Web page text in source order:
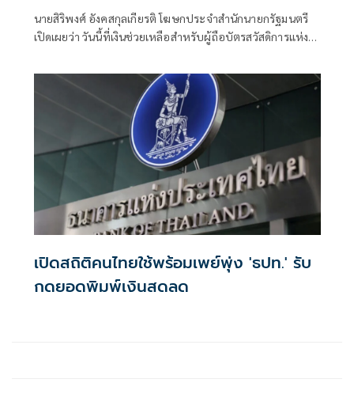
นายสิริพงศ์ อังคสกุลเกียรติ โฆษกประจำสำนักนายกรัฐมนตรี
เปิดเผยว่า วันนี้ที่เงินช่วยเหลือสำหรับผู้ถือบัตรสวัสดิการแห่ง
เปิดสถิติคนไทยใช้พร้อมเพย์พุ่ง 'ธปท.' รับ
กดยอดพิมพ์เงินสดลด